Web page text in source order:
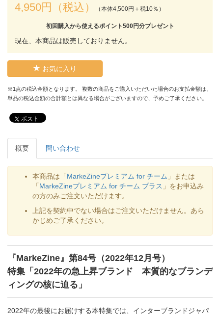
4,950円（税込） （本体4,500円＋税10％）
初回購入から使えるポイント500円分プレゼント
現在、本商品は販売しておりません。
お気に入り
※1点の税込金額となります。 複数の商品をご購入いただいた場合のお支払金額は、
単品の税込金額の合計額とは異なる場合がございますので、予めご了承ください。
ポスト
概要 問い合わせ
本商品は「 MarkeZineプレミアム for チーム 」または
「 MarkeZineプレミアム for チーム プラス 」をお申込み
の方のみご注文いただけます。
上記を契約中でない場合はご注文いただけません。あら
かじめご了承ください。
『MarkeZine』第84号（2022年12月号）
特集「2022年の急上昇ブランド 本質的なブランデ
ィングの核に迫る」
2022年の最後にお届けする本特集では、インターブランドジャパ